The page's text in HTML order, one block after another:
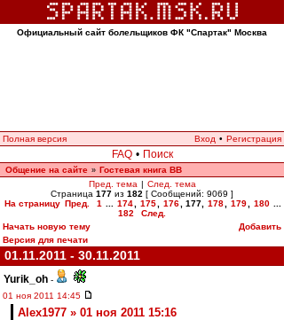
Официальный сайт болельщиков ФК "Спартак" Москва
Полная версия Вход • Регистрация
FAQ • Поиск
Общение на сайте » Гостевая книга ВВ
Пред. тема | След. тема
Страница 177 из 182 [ Сообщений: 9069 ]
На страницу Пред. 1 174 175 176 177, 178 179 180
182
След.
Начать новую тему
Добавить
Версия для печати
01.11.2011 - 30.11.2011
Yurik_oh -
01 ноя 2011 14:45
Alex1977 » 01 ноя 2011 15:16